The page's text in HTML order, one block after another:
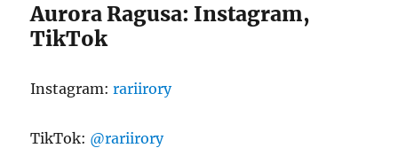
Aurora Ragusa: Instagram,
TikTok
Instagram:rariirory
TikTok: @rariirory